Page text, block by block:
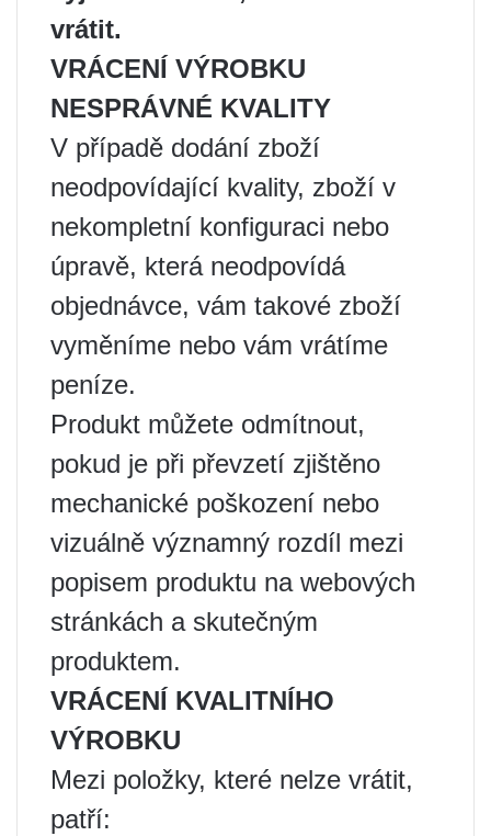
vrátit.
VRÁCENÍ VÝROBKU
NESPRÁVNÉ KVALITY
V případě dodání zboží
neodpovídající kvality, zboží v
nekompletní konfiguraci nebo
úpravě, která neodpovídá
objednávce, vám takové zboží
vyměníme nebo vám vrátíme
peníze.
Produkt můžete odmítnout,
pokud je při převzetí zjištěno
mechanické poškození nebo
vizuálně významný rozdíl mezi
popisem produktu na webových
stránkách a skutečným
produktem.
VRÁCENÍ KVALITNÍHO
VÝROBKU
Mezi položky, které nelze vrátit,
patří: